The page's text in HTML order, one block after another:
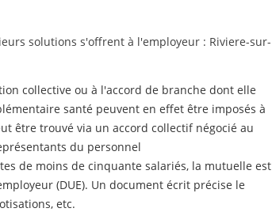
solutions s'offrent à l'employeur : Riviere-sur-
collective ou à l'accord de branche dont elle
santé peuvent en effet être imposés à
être trouvé via un accord collectif négocié au
du personnel
de moins de cinquante salariés, la mutuelle est
(DUE). Un document écrit précise le
etc.